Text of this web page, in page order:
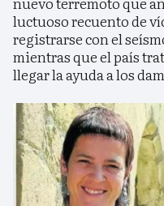
luctuoso recuento de
registrarse con el
mientras que el país
llegar la ayuda a los